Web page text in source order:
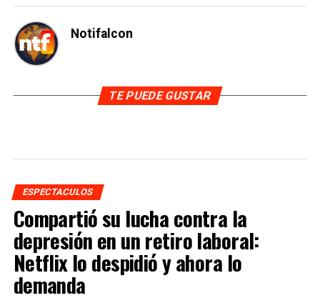
Notifalcon
TE PUEDE GUSTAR
ESPECTACULOS
Compartió su lucha contra la
depresión en un retiro laboral:
Netflix lo despidió y ahora lo
demanda